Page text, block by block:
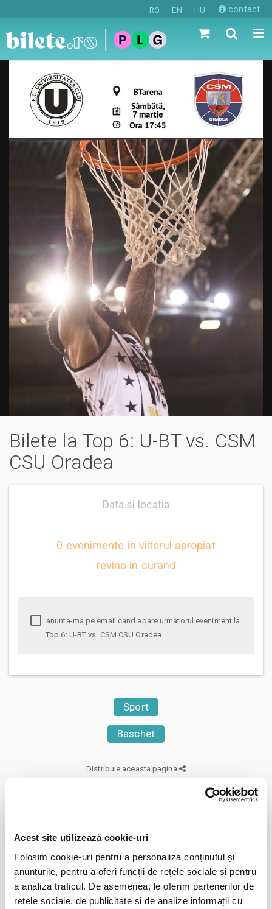
Acest site utilizează cookie-uri
Folosim cookie-uri pentru a personaliza conținutul și
anunțurile, pentru a oferi funcții de rețele sociale și pentru
a analiza traficul. De asemenea, le oferim partenerilor de
rețele sociale, de publicitate și de analize informații cu
RO EN HU contact
Bilete la Top 6: U-BT vs. CSM
CSU Oradea
Data si locatia
0 evenimente in viitorul apropiat
revino in curand
Top 6: U-BT vs. CSM CSU Oradea
Sport
Baschet
Distribuie aceasta pagina
Abonamente FC Bihor Oradea 01
iun